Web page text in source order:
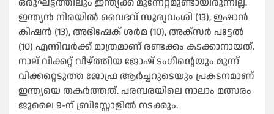
ഒരുഘട്ടത്തിലും ഇന്ത്യക്ക് മുന്നേറ്റമുണ്ടായിരുന്നില്ല.
ഇന്ത്യന്‍ നിരയില്‍ വൈഭവ് സൂര്യവംശി (13), ഇഷാന്‍
കിഷന്‍ (13), അഭിഷേക് ശര്‍മ (10), അക്‌സര്‍ പട്ടേല്‍
(10) എന്നിവര്‍ക്ക് മാത്രമാണ് രണ്ടക്കം കടക്കാനായത്.
നാല് വിക്കറ്റ് വീഴ്ത്തിയ ജോഷ് ടംഗിന്റെയും മൂന്ന്
വിക്കറ്റെടുത്ത ജോഫ്ര ആര്‍ച്ചറുടെയും പ്രകടനമാണ്
ഇന്ത്യയെ തകര്‍ത്തത്. പരമ്പരയിലെ നാലാം മത്സരം
ജൂലൈ 9-ന് ബ്രിസ്റ്റോളില്‍ നടക്കും.